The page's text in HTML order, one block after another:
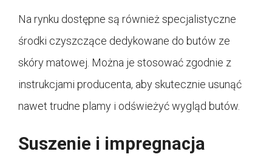
Na rynku dostępne są również specjalistyczne
środki czyszczące dedykowane do butów ze
skóry matowej. Można je stosować zgodnie z
instrukcjami producenta, aby skutecznie usunąć
nawet trudne plamy i odświeżyć wygląd butów.
Suszenie i impregnacja